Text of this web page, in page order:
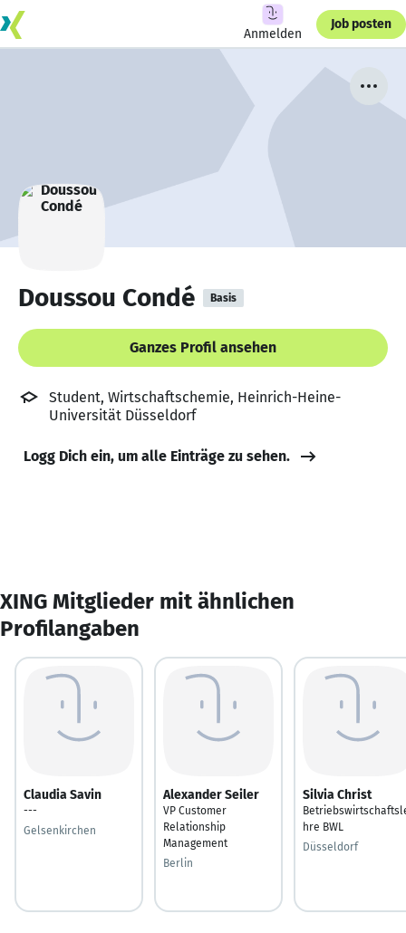
Anmelden
Job posten
Doussou Condé Basis
Ganzes Profil ansehen
Student, Wirtschaftschemie, Heinrich-Heine-
Universität Düsseldorf
Logg Dich ein, um alle Einträge zu sehen.
XING Mitglieder mit ähnlichen
Profilangaben
Claudia Savin
---
Gelsenkirchen
Alexander Seiler
VP Customer
Relationship
Management
Berlin
Silvia Christ
hre BWL
Düsseldorf